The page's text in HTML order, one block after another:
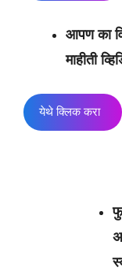
आपण का
माहीती
येथे क्लिक करा